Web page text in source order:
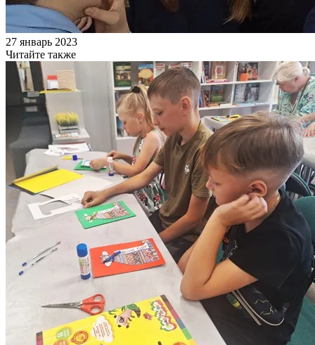
27 январь 2023
Читайте также